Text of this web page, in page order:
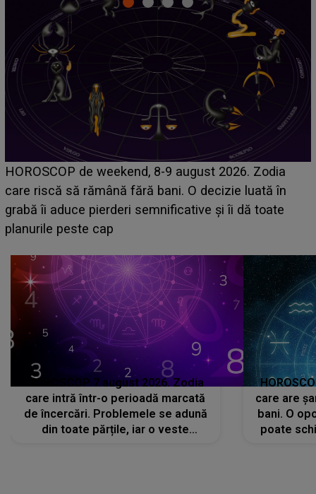
Emanuel a ținut ACEST DETALIU ASCUNS până
acum! În fața Alexandrei, concurentul din Casa Iubirii
face o MĂRTURISIRE NEAȘTEPTATĂ despre mama
sa: "I-am spus și ei în față, eu nu te iubesc pentru
HOROSCOP 7 august 2026. Zodia
care intră într-o perioadă marcată
de încercări. Problemele se adună
din toate părțile, iar o veste
care are
bani. O
poate